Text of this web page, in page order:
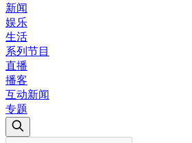
新闻
娱乐
生活
系列节目
直播
播客
互动新闻
专题